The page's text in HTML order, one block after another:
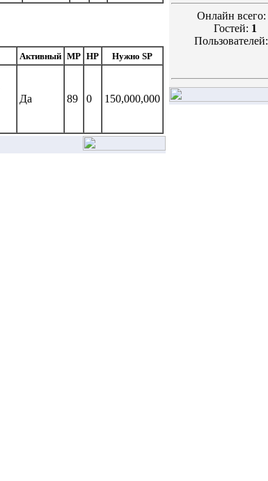
Активный MP HP Нужно SP
Да 89 0 150,000,000
Онлайн всего:
Гостей: 1
Пользователей: